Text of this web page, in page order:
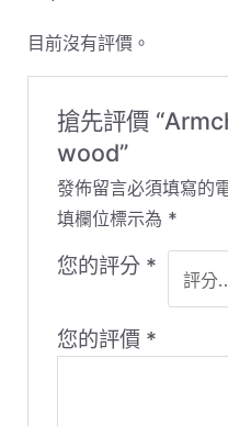
目前沒有評價。
搶先評價
wood”
發佈留言必須填寫的
填欄位標示為 *
您的評分 *
您的評價 *